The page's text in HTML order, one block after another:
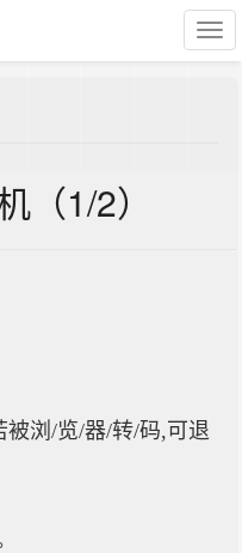
（1/2）
被浏/览/器/转/码,可退